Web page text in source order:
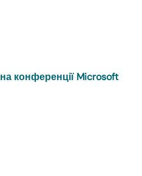
конференції Microsoft